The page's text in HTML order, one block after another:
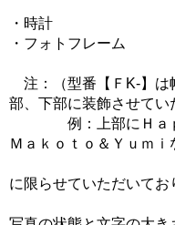
・時計
・フォトフレーム
注：（型番【ＦK-】は
部、下部に装飾させてい
例：上部にＨａｐ
Ｍａｋｏｔｏ＆Ｙｕｍｉ
に限らせていただいてお